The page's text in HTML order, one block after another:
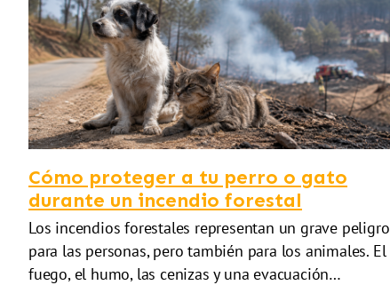
Cómo proteger a tu perro o gato
durante un incendio forestal
Los incendios forestales representan un grave peligro
para las personas, pero también para los animales. El
fuego, el humo, las cenizas y una evacuación…